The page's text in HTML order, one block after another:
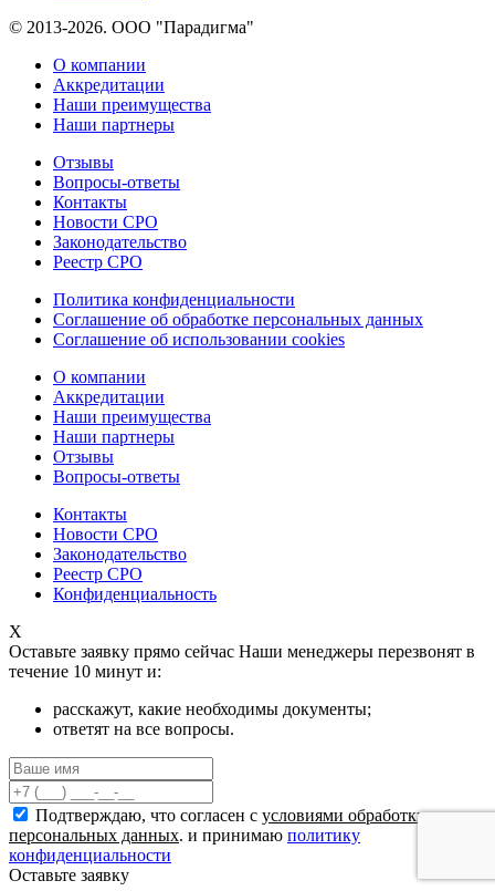
© 2013-2026. ООО "Парадигма"
О компании
Аккредитации
Наши преимущества
Наши партнеры
Отзывы
Вопросы-ответы
Контакты
Новости СРО
Законодательство
Реестр СРО
Политика конфиденциальности
Соглашение об обработке персональных данных
Соглашение об использовании cookies
О компании
Аккредитации
Наши преимущества
Наши партнеры
Отзывы
Вопросы-ответы
Контакты
Новости СРО
Законодательство
Реестр СРО
Конфиденциальность
X
Оставьте заявку прямо сейчас Наши менеджеры перезвонят в
течение 10 минут и:
расскажут, какие необходимы документы;
ответят на все вопросы.
Подтверждаю, что согласен с условиями обработки
персональных данных. и принимаю политику
конфиденциальности
Оставьте заявку